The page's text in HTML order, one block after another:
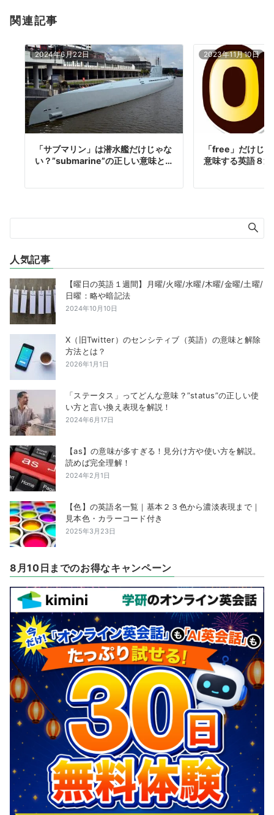
関連記事
2024年6月22日
「サブマリン」は潜水艦だけじゃな
い？”submarine”の正しい意味と…
2023年11月10日
「free」だけじ
意味する英語８
人気記事
【曜日の英語１週間】月曜/火曜/水曜/木曜/金曜/土曜/
日曜：略や暗記法
2024年10月10日
X（旧Twitter）のセンシティブ（英語）の意味と解除
方法とは？
2026年1月1日
「ステータス」ってどんな意味？”status”の正しい使
い方と言い換え表現を解説！
2024年6月17日
【as】の意味が多すぎる！見分け方や使い方を解説。
読めば完全理解！
2024年2月1日
【色】の英語名一覧｜基本２３色から濃淡表現まで｜
見本色・カラーコード付き
2025年3月23日
8月10日までのお得なキャンペーン